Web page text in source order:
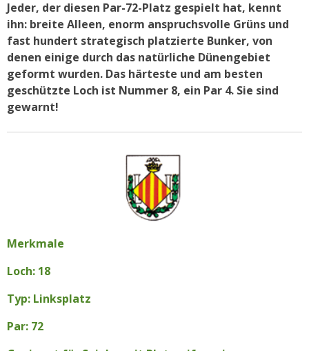
Jeder, der diesen Par-72-Platz gespielt hat, kennt
ihn: breite Alleen, enorm anspruchsvolle Grüns und
fast hundert strategisch platzierte Bunker, von
denen einige durch das natürliche Dünengebiet
geformt wurden. Das härteste und am besten
geschützte Loch ist Nummer 8, ein Par 4. Sie sind
gewarnt!
Merkmale
Loch: 18
Typ: Linksplatz
Par: 72